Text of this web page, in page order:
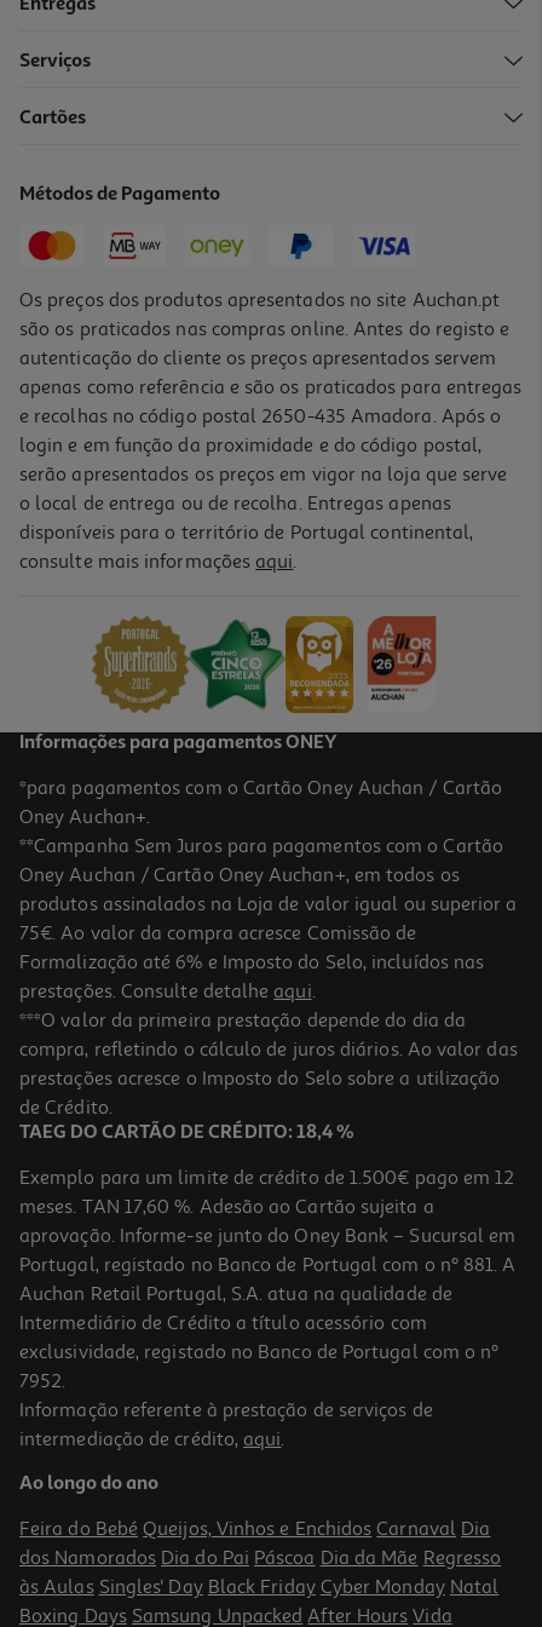
Entregas
Serviços
Cartões
Métodos de Pagamento
Os preços dos produtos apresentados no site Auchan.pt
são os praticados nas compras online. Antes do registo e
autenticação do cliente os preços apresentados servem
apenas como referência e são os praticados para entregas
e recolhas no código postal 2650-435 Amadora. Após o
login e em função da proximidade e do código postal,
serão apresentados os preços em vigor na loja que serve
o local de entrega ou de recolha. Entregas apenas
disponíveis para o território de Portugal continental,
consulte mais informações aqui.
Informações para pagamentos ONEY
*para pagamentos com o Cartão Oney Auchan / Cartão
Oney Auchan+.
**Campanha Sem Juros para pagamentos com o Cartão
Oney Auchan / Cartão Oney Auchan+, em todos os
produtos assinalados na Loja de valor igual ou superior a
75€. Ao valor da compra acresce Comissão de
Formalização até 6% e Imposto do Selo, incluídos nas
prestações. Consulte detalhe aqui.
***O valor da primeira prestação depende do dia da
compra, refletindo o cálculo de juros diários. Ao valor das
prestações acresce o Imposto do Selo sobre a utilização
de Crédito.
TAEG DO CARTÃO DE CRÉDITO: 18,4 %
Exemplo para um limite de crédito de 1.500€ pago em 12
meses. TAN 17,60 %. Adesão ao Cartão sujeita a
aprovação. Informe-se junto do Oney Bank – Sucursal em
Portugal, registado no Banco de Portugal com o nº 881. A
Auchan Retail Portugal, S.A. atua na qualidade de
Intermediário de Crédito a título acessório com
exclusividade, registado no Banco de Portugal com o nº
7952.
Informação referente à prestação de serviços de
intermediação de crédito, aqui.
Ao longo do ano
Feira do Bebé Queijos, Vinhos e Enchidos Carnaval Dia
dos Namorados Dia do Pai Páscoa Dia da Mãe Regresso
às Aulas Singles' Day Black Friday Cyber Monday Natal
Boxing Days Samsung Unpacked After Hours Vida